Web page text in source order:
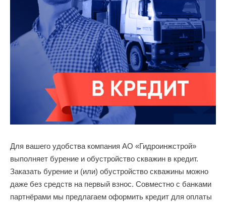
Для вашего удобства компания АО «Гидроинжстрой»
выполняет бурение и обустройство скважин в кредит.
Заказать бурение и (или) обустройство скважины можно
даже без средств на первый взнос. Совместно с банками
партнёрами мы предлагаем оформить кредит для оплаты